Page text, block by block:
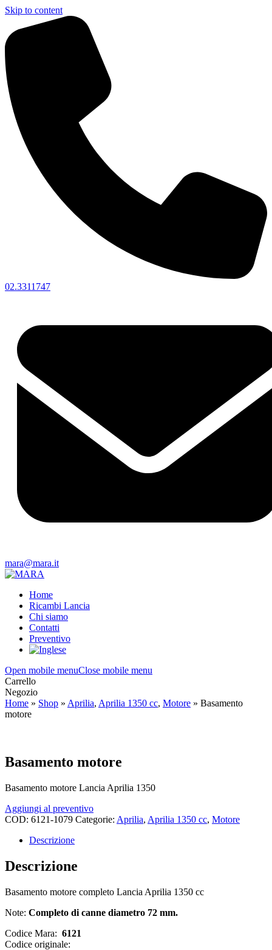
Skip to content
02.3311747
mara@mara.it
Home
Ricambi Lancia
Chi siamo
Contatti
Preventivo
Open mobile menuClose mobile menu
Carrello
Negozio
Home » Shop » Aprilia, Aprilia 1350 cc, Motore » Basamento
motore
Basamento motore
Basamento motore Lancia Aprilia 1350
Aggiungi al preventivo
COD: 6121-1079 Categorie: Aprilia, Aprilia 1350 cc, Motore
Descrizione
Descrizione
Basamento motore completo Lancia Aprilia 1350 cc
Note: Completo di canne diametro 72 mm.
Codice Mara: 6121
Codice originale: